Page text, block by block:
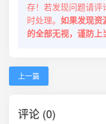
存！若发现问题请评
时处理。 如果发现资
的全部无视，谨防上
上一篇
评论 (0)